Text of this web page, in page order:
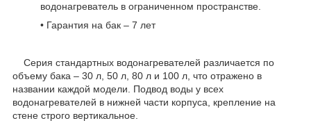
водонагреватель в ограниченном пространстве.
• Гарантия на бак – 7 лет
Серия стандартных водонагревателей различается по
объему бака – 30 л, 50 л, 80 л и 100 л, что отражено в
названии каждой модели. Подвод воды у всех
водонагревателей в нижней части корпуса, крепление на
стене строго вертикальное.